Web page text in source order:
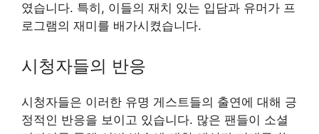
였습니다. 특히, 이들의 재치 있는 입담과 유머가 프
로그램의 재미를 배가시켰습니다.
시청자들의 반응
시청자들은 이러한 유명 게스트들의 출연에 대해 긍
정적인 반응을 보이고 있습니다. 많은 팬들이 소셜